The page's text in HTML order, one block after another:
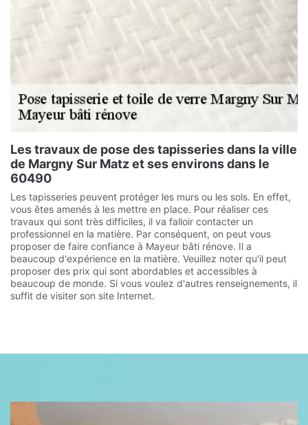
Les travaux de pose des tapisseries dans la ville
de Margny Sur Matz et ses environs dans le
60490
Les tapisseries peuvent protéger les murs ou les sols. En effet,
vous êtes amenés à les mettre en place. Pour réaliser ces
travaux qui sont très difficiles, il va falloir contacter un
professionnel en la matière. Par conséquent, on peut vous
proposer de faire confiance à Mayeur bâti rénove. Il a
beaucoup d'expérience en la matière. Veuillez noter qu'il peut
proposer des prix qui sont abordables et accessibles à
beaucoup de monde. Si vous voulez d'autres renseignements, il
suffit de visiter son site Internet.